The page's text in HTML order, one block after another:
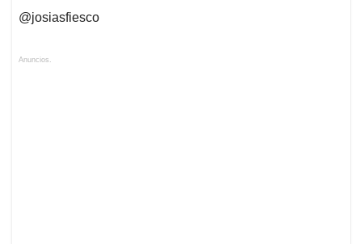
@josiasfiesco
Anuncios.